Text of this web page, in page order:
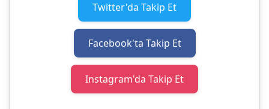
Twitter'da Takip Et
Facebook'ta Takip Et
Instagram'da Takip Et